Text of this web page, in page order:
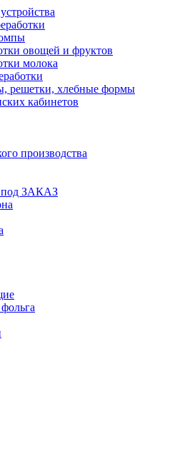
овощей и фруктов
молока
решетки, хлебные формы
кабинетов
производства
под ЗАКАЗ